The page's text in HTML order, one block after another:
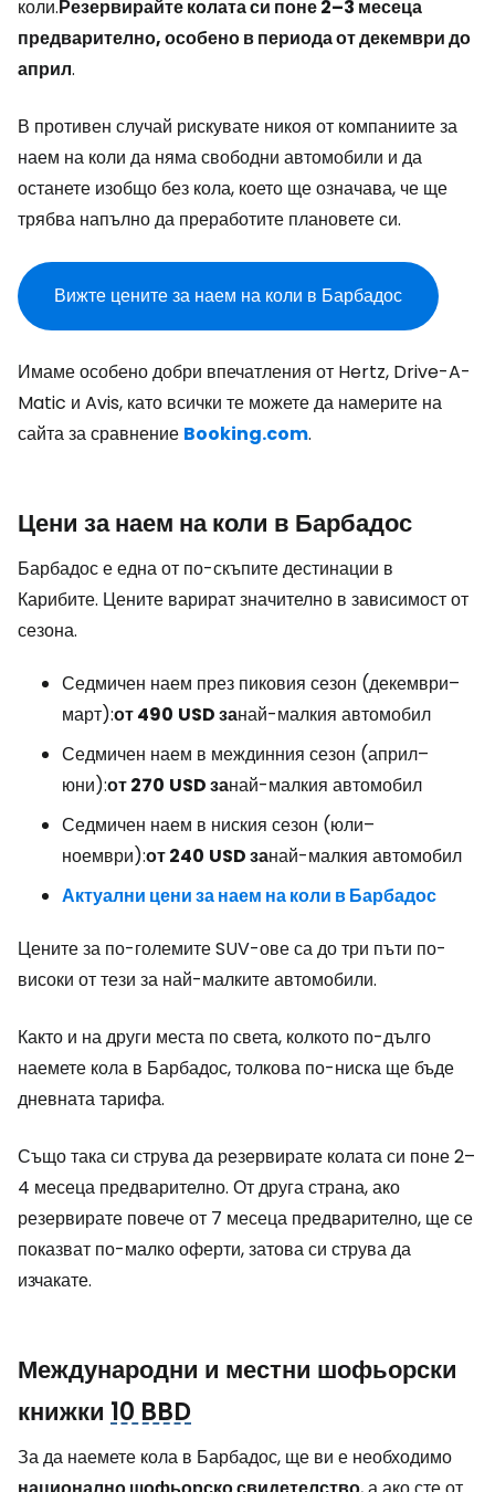
коли.Резервирайте колата си поне 2–3 месеца
предварително, особено в периода от декември до
април.
В противен случай рискувате никоя от компаниите за
наем на коли да няма свободни автомобили и да
останете изобщо без кола, което ще означава, че ще
трябва напълно да преработите плановете си.
Вижте цените за наем на коли в Барбадос
Имаме особено добри впечатления от Hertz, Drive-A-
Matic и Avis, като всички те можете да намерите на
сайта за сравнение Booking.com.
Цени за наем на коли в Барбадос
Барбадос е една от по-скъпите дестинации в
Карибите. Цените варират значително в зависимост от
сезона.
Седмичен наем през пиковия сезон (декември–
март):от 490 USD занай-малкия автомобил
Седмичен наем в междинния сезон (април–
юни):от 270 USD занай-малкия автомобил
Седмичен наем в ниския сезон (юли–
ноември):от 240 USD занай-малкия автомобил
Актуални цени за наем на коли в Барбадос
Цените за по-големите SUV-ове са до три пъти по-
високи от тези за най-малките автомобили.
Както и на други места по света, колкото по-дълго
наемете кола в Барбадос, толкова по-ниска ще бъде
дневната тарифа.
Също така си струва да резервирате колата си поне 2–
4 месеца предварително. От друга страна, ако
резервирате повече от 7 месеца предварително, ще се
показват по-малко оферти, затова си струва да
изчакате.
Международни и местни шофьорски
книжки 10 BBD
За да наемете кола в Барбадос, ще ви е необходимо